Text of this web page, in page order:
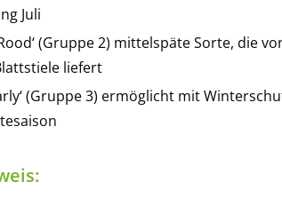
Juli
(Gruppe 2) mittelspäte Sorte, die
liefert
(Gruppe 3) ermöglicht mit